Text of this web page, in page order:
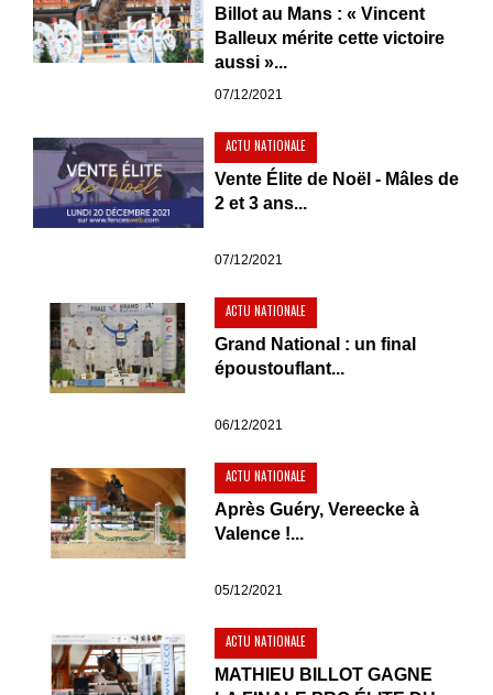
Billot au Mans : « Vincent
Balleux mérite cette victoire
aussi »...
07/12/2021
ACTU NATIONALE
Vente Élite de Noël - Mâles de
2 et 3 ans...
07/12/2021
ACTU NATIONALE
Grand National : un final
époustouflant...
06/12/2021
ACTU NATIONALE
Après Guéry, Vereecke à
Valence !...
05/12/2021
ACTU NATIONALE
MATHIEU BILLOT GAGNE